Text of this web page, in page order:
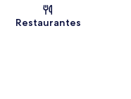
del mapa
Restaurantes